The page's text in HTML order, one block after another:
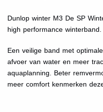
Dunlop winter M3 De SP
high performance winterband.
Een veilige band met
afvoer van water en meer
aquaplanning. Beter
meer comfort kenmerken